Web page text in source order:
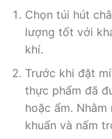
Chọn túi hút
lượng tốt với
khí.
Trước khi đặt
thực phẩm đã
hoặc ẩm.
khuẩn và nấm